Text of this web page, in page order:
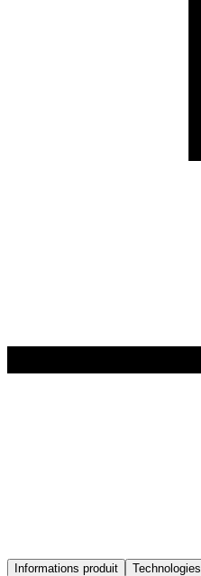
Informations produit Technologies